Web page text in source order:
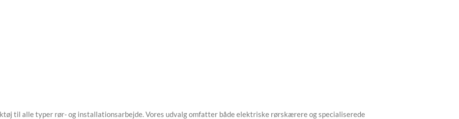
til alle typer rør- og installationsarbejde. Vores udvalg omfatter både elektriske rørskærere og specialiserede